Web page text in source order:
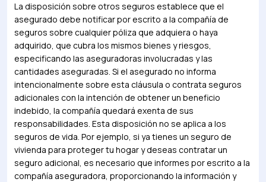
La disposición sobre otros seguros establece que el
asegurado debe notificar por escrito a la compañía de
seguros sobre cualquier póliza que adquiera o haya
adquirido, que cubra los mismos bienes y riesgos,
especificando las aseguradoras involucradas y las
cantidades aseguradas. Si el asegurado no informa
intencionalmente sobre esta cláusula o contrata seguros
adicionales con la intención de obtener un beneficio
indebido, la compañía quedará exenta de sus
responsabilidades. Esta disposición no se aplica a los
seguros de vida. Por ejemplo, si ya tienes un seguro de
vivienda para proteger tu hogar y deseas contratar un
seguro adicional, es necesario que informes por escrito a la
compañía aseguradora, proporcionando la información y